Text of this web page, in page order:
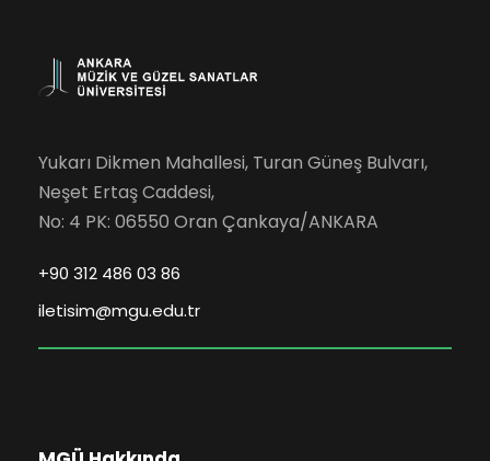
Yukarı Dikmen Mahallesi, Turan Güneş Bulvarı,
Neşet Ertaş Caddesi,
No: 4 PK: 06550 Oran Çankaya/ANKARA
+90 312 486 03 86
iletisim@mgu.edu.tr